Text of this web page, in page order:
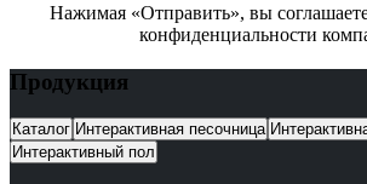
Нажимая «Отправить», вы
конфиденциальности
Продукция
Каталог Интерактивная песочница
Интерактивный пол